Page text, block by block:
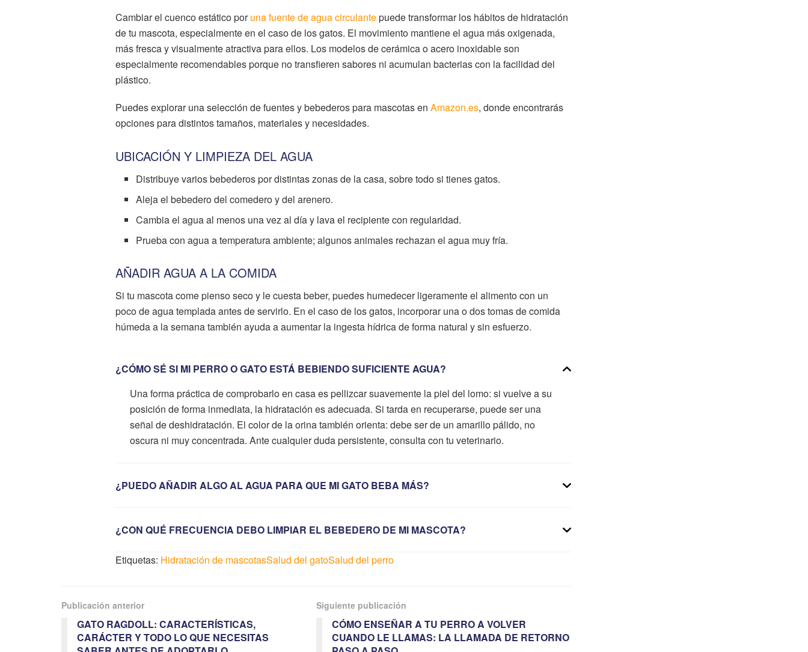
Cambiar el cuenco estático poruna fuente de agua circulantepuede transformar los hábitos de hidratación
de tu mascota, especialmente en el caso de los gatos. El movimiento mantiene el agua más oxigenada,
más fresca y visualmente atractiva para ellos. Los modelos de cerámica o acero inoxidable son
especialmente recomendables porque no transfieren sabores ni acumulan bacterias con la facilidad del
plástico.
Puedes explorar una selección de fuentes y bebederos para mascotas en Amazon.es, donde encontrarás
opciones para distintos tamaños, materiales y necesidades.
UBICACIÓN Y LIMPIEZA DEL AGUA
Distribuye varios bebederos por distintas zonas de la casa, sobre todo si tienes gatos.
Aleja el bebedero del comedero y del arenero.
Cambia el agua al menos una vez al día y lava el recipiente con regularidad.
Prueba con agua a temperatura ambiente; algunos animales rechazan el agua muy fría.
AÑADIR AGUA A LA COMIDA
Si tu mascota come pienso seco y le cuesta beber, puedes humedecer ligeramente el alimento con un
poco de agua templada antes de servirlo. En el caso de los gatos, incorporar una o dos tomas de comida
húmeda a la semana también ayuda a aumentar la ingesta hídrica de forma natural y sin esfuerzo.
¿CÓMO SÉ SI MI PERRO O GATO ESTÁ BEBIENDO SUFICIENTE AGUA?
Una forma práctica de comprobarlo en casa es pellizcar suavemente la piel del lomo: si vuelve a su
posición de forma inmediata, la hidratación es adecuada. Si tarda en recuperarse, puede ser una
señal de deshidratación. El color de la orina también orienta: debe ser de un amarillo pálido, no
oscura ni muy concentrada. Ante cualquier duda persistente, consulta con tu veterinario.
¿PUEDO AÑADIR ALGO AL AGUA PARA QUE MI GATO BEBA MÁS?
¿CON QUÉ FRECUENCIA DEBO LIMPIAR EL BEBEDERO DE MI MASCOTA?
Etiquetas: Hidratación de mascotasSalud del gatoSalud del perro
Publicación anterior
GATO RAGDOLL: CARACTERÍSTICAS,
CARÁCTER Y TODO LO QUE NECESITAS
Siguiente publicación
CÓMO ENSEÑAR A TU PERRO A VOLVER
CUANDO LE LLAMAS: LA LLAMADA DE RETORNO